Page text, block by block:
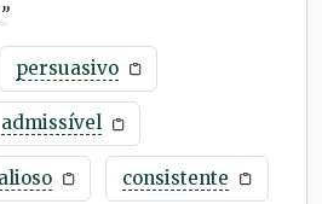
”
persuasivo
admissível
consistente